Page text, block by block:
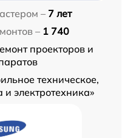
– 7 лет
– 1 740
проекторов и
техническое,
и электротехника»